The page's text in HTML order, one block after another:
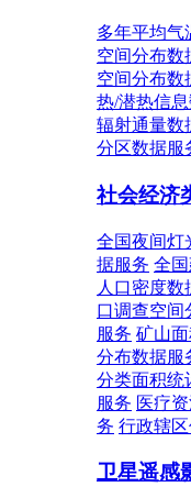
多年平均气
空间分布数
空间分布数
热/潜热信
辐射通量数
分区数据服
社会经济
全国夜间灯
据服务 全
人口密度数
口调查空间
服务 矿山
分布数据服
分类面积统
服务 医疗
务 行政辖
卫星遥感